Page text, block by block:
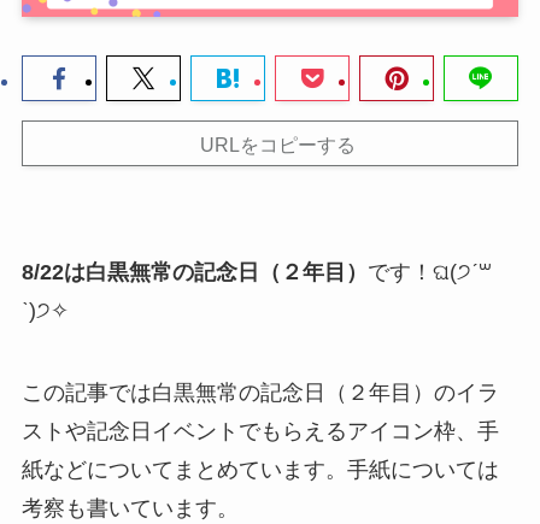
URLをコピーする
8/22は白黒無常の記念日（２年目） です！ଘ(੭ˊ꒳​
ˋ)੭✧
この記事では白黒無常の記念日（２年目）のイラ
ストや記念日イベントでもらえるアイコン枠、手
紙などについてまとめています。手紙については
考察も書いています。